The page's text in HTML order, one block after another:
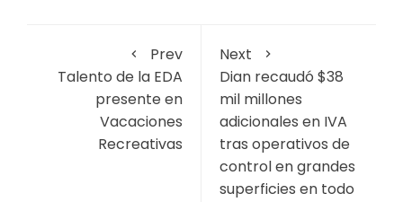
Prev
Talento de la EDA
presente en
Vacaciones
Recreativas
Next
Dian recaudó $38
mil millones
adicionales en IVA
tras operativos de
control en grandes
superficies en todo